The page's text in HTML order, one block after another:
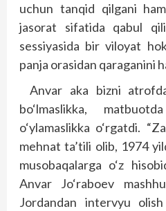
uchun tanqid qilgani
jasorat sifatida qabul
sessiyasida bir viloyat
panja orasidan qaraganini
Anvar aka bizni
bo‘lmaslikka,
o‘ylamaslikka o‘rgatdi.
mehnat ta’tili olib, 1974
musobaqalarga o‘z
Anvar Jo‘raboev
Jordandan intervyu